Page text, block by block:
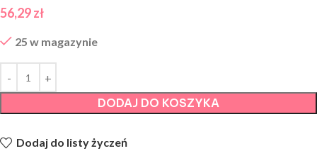
56,29zł
25 w magazynie
DODAJ DO KOSZYKA
Dodaj do listy życzeń